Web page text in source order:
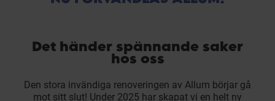
Det händer spännande saker
hos oss
Den stora invändiga renoveringen av Allum börjar gå
mot sitt slut! Under 2025 har skapat vi en helt ny